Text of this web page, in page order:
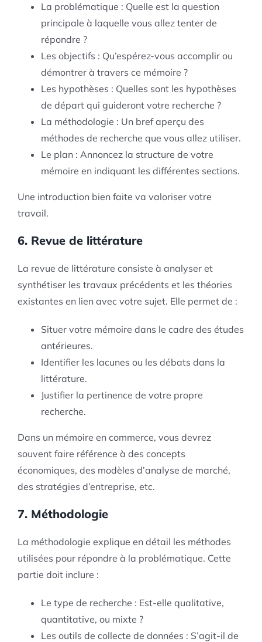
La problématique : Quelle est la question
principale à laquelle vous allez tenter de
répondre ?
Les objectifs : Qu’espérez-vous accomplir ou
démontrer à travers ce mémoire ?
Les hypothèses : Quelles sont les hypothèses
de départ qui guideront votre recherche ?
La méthodologie : Un bref aperçu des
méthodes de recherche que vous allez utiliser.
Le plan : Annoncez la structure de votre
mémoire en indiquant les différentes sections.
Une introduction bien faite va valoriser votre
travail.
6. Revue de littérature
La revue de littérature consiste à analyser et
synthétiser les travaux précédents et les théories
existantes en lien avec votre sujet. Elle permet de :
Situer votre mémoire dans le cadre des études
antérieures.
Identifier les lacunes ou les débats dans la
littérature.
Justifier la pertinence de votre propre
recherche.
Dans un mémoire en commerce, vous devrez
souvent faire référence à des concepts
économiques, des modèles d’analyse de marché,
des stratégies d’entreprise, etc.
7. Méthodologie
La méthodologie explique en détail les méthodes
utilisées pour répondre à la problématique. Cette
partie doit inclure :
Le type de recherche : Est-elle qualitative,
quantitative, ou mixte ?
Les outils de collecte de données : S’agit-il de